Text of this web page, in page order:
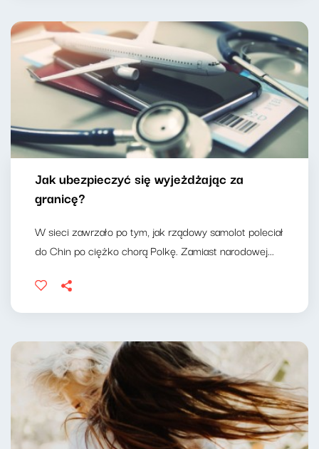
Jak ubezpieczyć się wyjeżdżając za
granicę?
W sieci zawrzało po tym, jak rządowy samolot poleciał
do Chin po ciężko chorą Polkę. Zamiast narodowej...